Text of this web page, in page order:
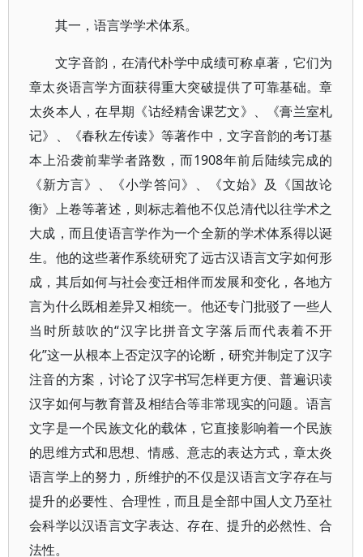
其一，语言学学术体系。
文字音韵，在清代朴学中成绩可称卓著，它们为
章太炎语言学方面获得重大突破提供了可靠基础。章
太炎本人，在早期《诂经精舍课艺文》、《膏兰室札
记》、《春秋左传读》等著作中，文字音韵的考订基
本上沿袭前辈学者路数，而1908年前后陆续完成的
《新方言》、《小学答问》、《文始》及《国故论
衡》上卷等著述，则标志着他不仅总清代以往学术之
大成，而且使语言学作为一个全新的学术体系得以诞
生。他的这些著作系统研究了远古汉语言文字如何形
成，其后如何与社会变迁相伴而发展和变化，各地方
言为什么既相差异又相统一。他还专门批驳了一些人
当时所鼓吹的“汉字比拼音文字落后而代表着不开
化”这一从根本上否定汉字的论断，研究并制定了汉字
注音的方案，讨论了汉字书写怎样更方便、普遍识读
汉字如何与教育普及相结合等非常现实的问题。语言
文字是一个民族文化的载体，它直接影响着一个民族
的思维方式和思想、情感、意志的表达方式，章太炎
语言学上的努力，所维护的不仅是汉语言文字存在与
提升的必要性、合理性，而且是全部中国人文乃至社
会科学以汉语言文字表达、存在、提升的必然性、合
法性。